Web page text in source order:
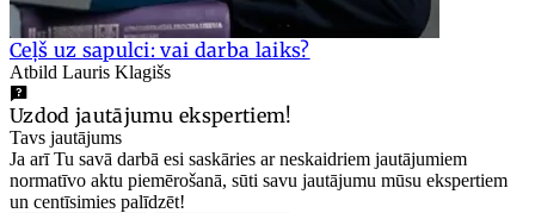
Ceļš uz sapulci: vai darba laiks?
Atbild Lauris Klagišs
Uzdod jautājumu ekspertiem!
Tavs jautājums
Ja arī Tu savā darbā esi saskāries ar neskaidriem jautājumiem
normatīvo aktu piemērošanā, sūti savu jautājumu mūsu ekspertiem
un centīsimies palīdzēt!